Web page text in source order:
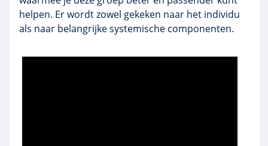
helpen. Er wordt zowel gekeken naar het individu
als naar belangrijke systemische componenten.